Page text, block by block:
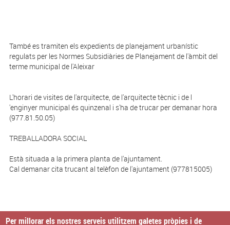
També es tramiten els expedients de planejament urbanístic
regulats per les Normes Subsidiàries de Planejament de l'àmbit del
terme municipal de l'Aleixar
L'horari de visites de l'arquitecte, de l'arquitecte tècnic i de l
'enginyer municipal és quinzenal i s'ha de trucar per demanar hora
(977.81.50.05)
TREBALLADORA SOCIAL
Està situada a la primera planta de l'ajuntament.
Cal demanar cita trucant al telèfon de l'ajuntament (977815005)
Per millorar els nostres serveis utilitzem galetes pròpies i de